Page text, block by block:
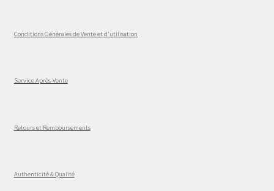
Conditions Générales de Vente et d'utilisation
Service Après-Vente
Retours et Remboursements
Authenticité & Qualité